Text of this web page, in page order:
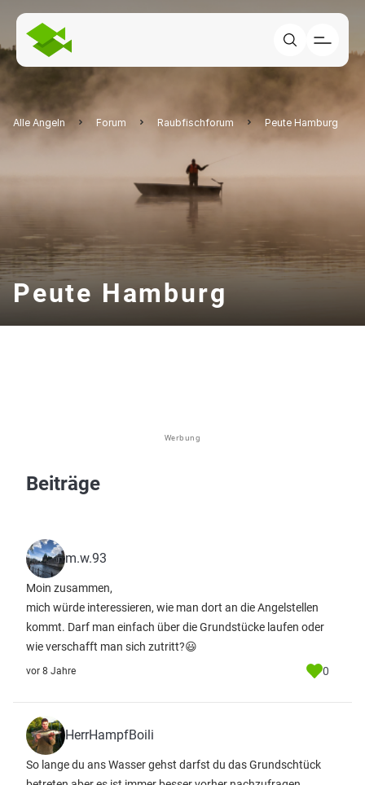
Alle Angeln Forum Raubfischforum Peute Hamburg
Peute Hamburg
Werbung
Beiträge
m.w.93
Moin zusammen,
mich würde interessieren, wie man dort an die Angelstellen
kommt. Darf man einfach über die Grundstücke laufen oder
wie verschafft man sich zutritt?😃
vor 8 Jahre 0
HerrHampfBoili
So lange du ans Wasser gehst darfst du das Grundschtück